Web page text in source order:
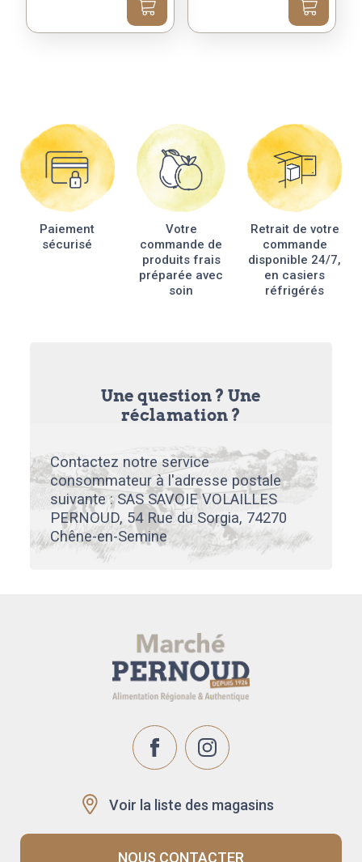
Paiement
sécurisé
Votre
commande de
produits frais
préparée avec
soin
Retrait de votre
commande
disponible 24/7,
en casiers
réfrigérés
Une question ? Une
réclamation ?
Contactez notre service
consommateur à l'adresse postale
suivante : SAS SAVOIE VOLAILLES
PERNOUD, 54 Rue du Sorgia, 74270
Chêne-en-Semine
Voir la liste des magasins
NOUS CONTACTER